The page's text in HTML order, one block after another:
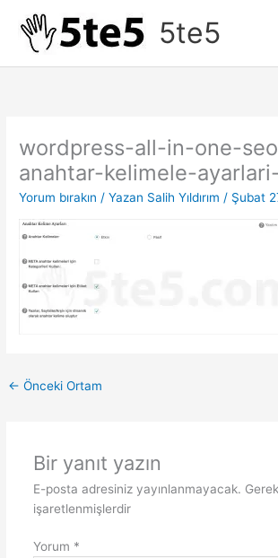
5te5
wordpress-all-in-one-
anahtar-kelimele-
Yorum bırakın / Yazan Salih Yıldırım/ Şubat
← Önceki Ortam
Bir yanıt yazın
E-posta adresiniz yayınlanmayacak.
işaretlenmişlerdir
Yorum *